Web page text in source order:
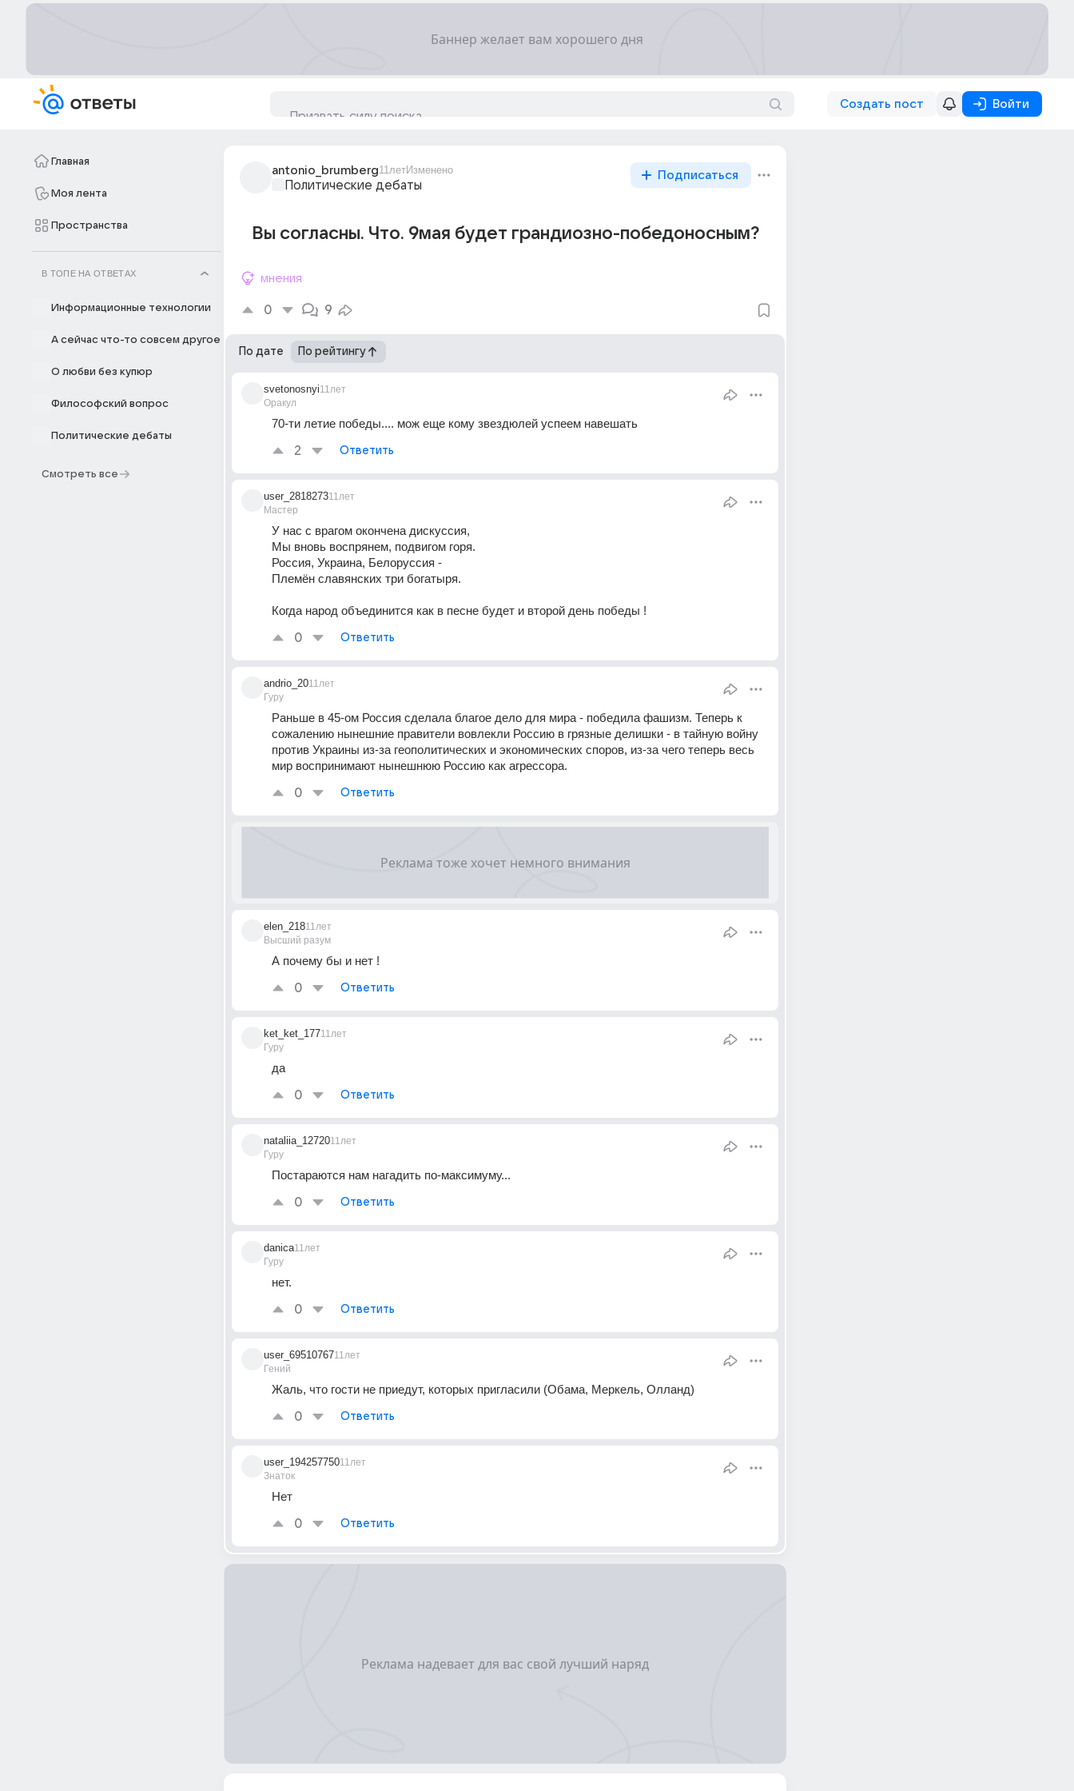
Создать пост Войти
Главная
Моя лента
Пространства
В ТОПЕ НА ОТВЕТАХ
Информационные технологии
А сейчас что-то совсем другое
О любви без купюр
Философский вопрос
Политические дебаты
Смотреть все
antonio_brumberg11летИзменено
Политические дебаты
Подписаться
Вы согласны. Что. 9мая будет грандиозно-победоносным?
мнения
0 9
По дате По рейтингу
svetonosnyi
Оракул
11лет
70-ти летие победы.... мож еще кому звездюлей успеем навешать
2 Ответить
user_2818273
Мастер
11лет
У нас с врагом окончена дискуссия,
Мы вновь воспрянем, подвигом горя.
Россия, Украина, Белоруссия -
Племён славянских три богатыря.
Когда народ объединится как в песне будет и второй день победы !
0 Ответить
andrio_20
Гуру
11лет
Раньше в 45-ом Россия сделала благое дело для мира - победила фашизм. Теперь к
сожалению нынешние правители вовлекли Россию в грязные делишки - в тайную войну
против Украины из-за геополитических и экономических споров, из-за чего теперь весь
мир воспринимают нынешнюю Россию как агрессора.
0 Ответить
elen_218
Высший разум
11лет
А почему бы и нет !
0 Ответить
ket_ket_177
Гуру
11лет
да
0 Ответить
nataliia_12720
Гуру
11лет
Постараются нам нагадить по-максимуму...
0 Ответить
danica
Гуру
11лет
нет.
0 Ответить
user_69510767
Гений
11лет
Жаль, что гости не приедут, которых пригласили (Обама, Меркель, Олланд)
0 Ответить
user_194257750
Знаток
11лет
Нет
0 Ответить